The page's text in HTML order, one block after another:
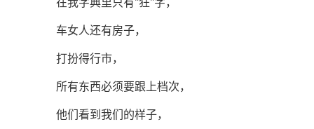
车女人还有房子，
打扮得行市，
所有东西必须要跟上档次，
他们看到我们的样子，